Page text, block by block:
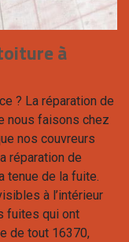
à
? La réparation de
nous faisons chez
nos couvreurs
réparation de
tenue de la fuite.
à l’intérieur
fuites qui ont
de tout 16370,